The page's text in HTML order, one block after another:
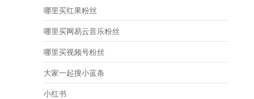
哪里买红果粉丝
哪里买网易云音乐粉丝
哪里买视频号粉丝
大家一起搜小蓝条
小红书